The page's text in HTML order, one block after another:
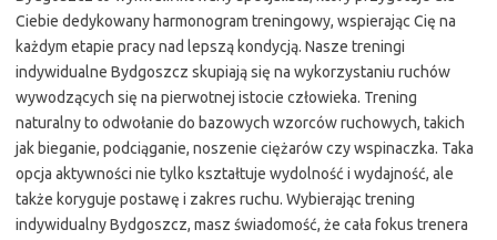
Ciebie dedykowany harmonogram treningowy, wspierając Cię na
każdym etapie pracy nad lepszą kondycją. Nasze treningi
indywidualne Bydgoszcz skupiają się na wykorzystaniu ruchów
wywodzących się na pierwotnej istocie człowieka. Trening
naturalny to odwołanie do bazowych wzorców ruchowych, takich
jak bieganie, podciąganie, noszenie ciężarów czy wspinaczka. Taka
opcja aktywności nie tylko kształtuje wydolność i wydajność, ale
także koryguje postawę i zakres ruchu. Wybierając trening
indywidualny Bydgoszcz, masz świadomość, że cała fokus trenera